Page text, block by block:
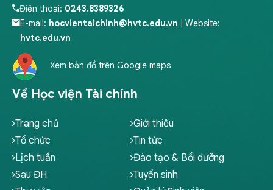
Về Học viện Tài chính
Trang chủ
Giới thiệu
Tổ chức
Tin tức
Lịch tuần
Đào tạo & Bồi dưỡng
Sau ĐH
Tuyển sinh
Điện thoại: 0243.8389326
E-mail: hocvientaichinh@hvtc.edu.vn | Website:
hvtc.edu.vn
Xem bản đồ trên Google maps